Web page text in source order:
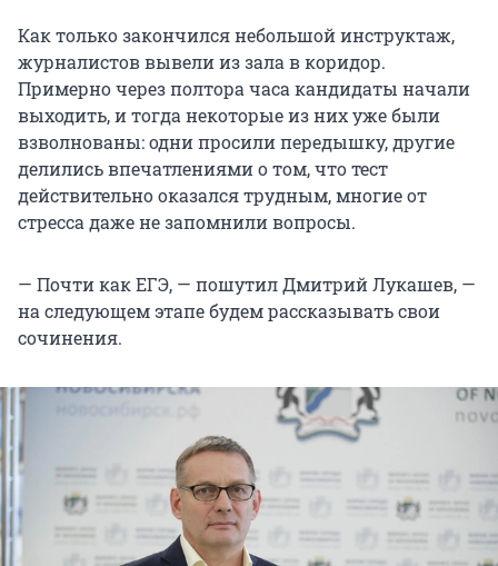
Как только закончился небольшой инструктаж,
журналистов вывели из зала в коридор.
Примерно через полтора часа кандидаты начали
выходить, и тогда некоторые из них уже были
взволнованы: одни просили передышку, другие
делились впечатлениями о том, что тест
действительно оказался трудным, многие от
стресса даже не запомнили вопросы.
— Почти как ЕГЭ, — пошутил Дмитрий Лукашев, —
на следующем этапе будем рассказывать свои
сочинения.